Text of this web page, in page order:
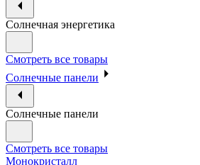
Солнечная энергетика
Смотреть все товары
Солнечные панели
Солнечные панели
Смотреть все товары
Монокристалл